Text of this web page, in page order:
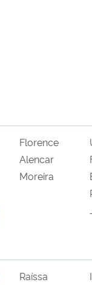
Florence
Alencar
Moreira
Raíssa